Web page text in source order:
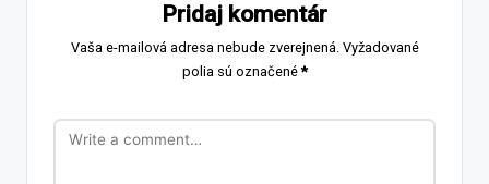
Pridaj komentár
Vaša e-mailová adresa nebude zverejnená. Vyžadované
polia sú označené*